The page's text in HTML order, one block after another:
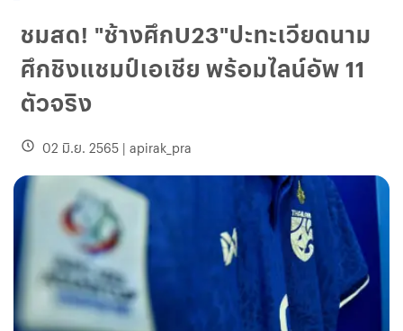
ชมสด! "ช้างศึกU23"ปะทะเวียดนาม
ศึกชิงแชมป์เอเชีย พร้อมไลน์อัพ 11
ตัวจริง
02 มิ.ย. 2565 | apirak_pra